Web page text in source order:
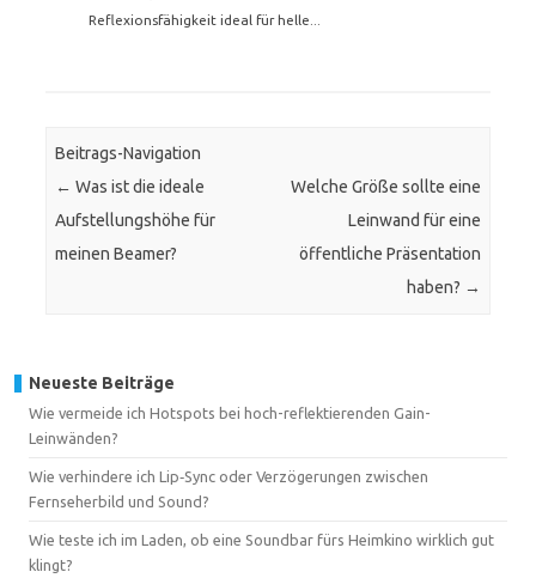
Reflexionsfähigkeit ideal für helle...
Beitrags-Navigation
← Was ist die ideale
Aufstellungshöhe für
meinen Beamer?
Welche Größe sollte eine
Leinwand für eine
öffentliche Präsentation
haben? →
Neueste Beiträge
Wie vermeide ich Hotspots bei hoch-reflektierenden Gain-
Leinwänden?
Wie verhindere ich Lip‑Sync oder Verzögerungen zwischen
Fernseherbild und Sound?
Wie teste ich im Laden, ob eine Soundbar fürs Heimkino wirklich gut
klingt?